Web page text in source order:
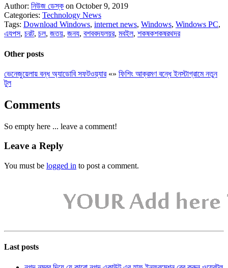
Author: নিউজ ডেস্ক on October 9, 2019
Categories: Technology News
Tags: Download Windows, internet news, Windows, Windows PC,
এযপস, চরট, চল, জতয়, জনয, বশববদযলয়র, মবইল, শকষকশকষরথদর
Other posts
ভেনেজুয়েলায় বন্ধ অ্যাডোবি সফটওয়্যার«» ফিশিং আক্রমণ বন্ধে ইনস্টাগ্রামে নতুন
টুল
Comments
So empty here ... leave a comment!
Leave a Reply
You must be logged in to post a comment.
Last posts